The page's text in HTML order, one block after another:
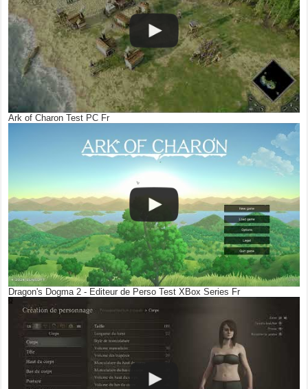
Ark of Charon Test PC Fr
Dragon's Dogma 2 - Editeur de Perso Test XBox Series Fr